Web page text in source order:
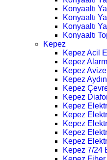
Konyaaltı
Konyaaltı
Konyaaltı
Konyaaltı
Kepez
Kepez Acil
Kepez
Kepez
Kepez
Kepez
Kepez
Kepez
Kepez
Kepez
Kepez
Kepez
Kepez 7/24